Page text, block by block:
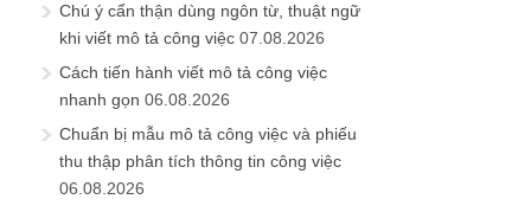
Chú ý cẩn thận dùng ngôn từ, thuật ngữ
khi viết mô tả công việc 07.08.2026
Cách tiến hành viết mô tả công việc
nhanh gọn 06.08.2026
Chuẩn bị mẫu mô tả công việc và phiếu
thu thập phân tích thông tin công việc
06.08.2026